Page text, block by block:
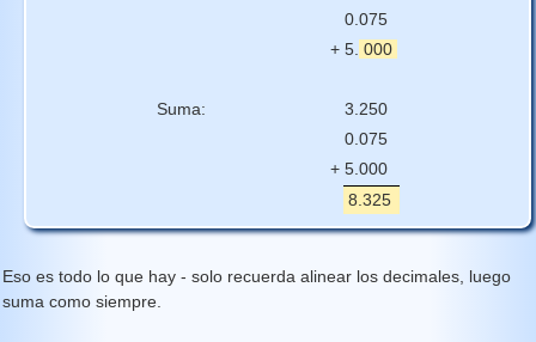
0.075
+ 5. 000
Suma:
3.250
0.075
+ 5.000
8.325
Eso es todo lo que hay - solo recuerda alinear los decimales, luego
suma como siempre.